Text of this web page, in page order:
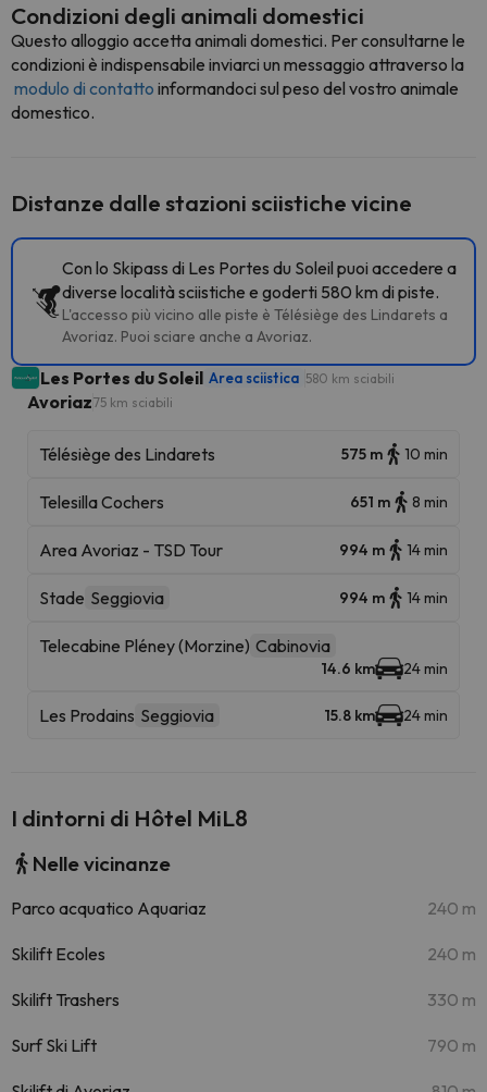
Condizioni degli animali domestici
Questo alloggio accetta animali domestici. Per consultarne le
condizioni è indispensabile inviarci un messaggio attraverso la
modulo di contatto informandoci sul peso del vostro animale
domestico.
Distanze dalle stazioni sciistiche vicine
Con lo Skipass di Les Portes du Soleil puoi accedere a
diverse località sciistiche e goderti 580 km di piste.
L'accesso più vicino alle piste è Télésiège des Lindarets a
Avoriaz. Puoi sciare anche a Avoriaz.
Les Portes du Soleil Area sciistica 580 km sciabili
Avoriaz75 km sciabili
Télésiège des Lindarets 575 m 10 min
Telesilla Cochers 651 m 8 min
Area Avoriaz - TSD Tour 994 m 14 min
Stade Seggiovia 994 m 14 min
Telecabine Pléney (Morzine) Cabinovia
14.6 km 24 min
Les Prodains Seggiovia 15.8 km 24 min
I dintorni di Hôtel MiL8
Nelle vicinanze
Parco acquatico Aquariaz 240 m
Skilift Ecoles 240 m
Skilift Trashers 330 m
Surf Ski Lift 790 m